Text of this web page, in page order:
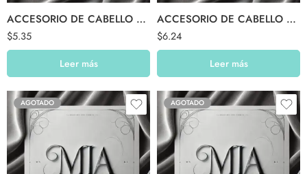
ACCESORIO DE CABELLO $05.99
$5.35
Leer más
ACCESORIO DE CABELLO $06.99
$6.24
Leer más
AGOTADO AGOTADO